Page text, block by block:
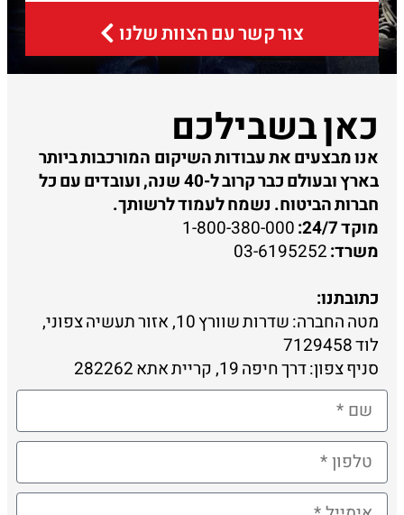
צור קשר עם הצוות שלנו
כאן בשבילכם
אנו מבצעים את עבודות השיקום המורכבות ביותר
בארץ ובעולם כבר קרוב ל-40 שנה, ועובדים עם כל
חברות הביטוח. נשמח לעמוד לרשותך.
מוקד 24/7:
1-800-380-000
משרד:03-6195252
כתובתנו:
מטה החברה: שדרות שוורץ 10, אזור תעשיה צפוני,
לוד 7129458
סניף צפון: דרך חיפה 19, קריית אתא 282262